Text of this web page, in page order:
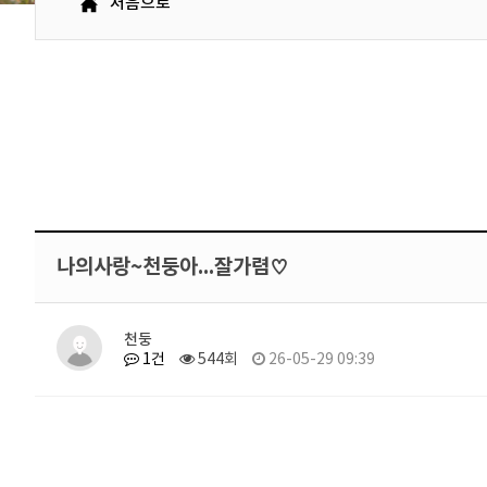
처음으로
나의사랑~천둥아...잘가렴♡
천둥
1건 544회 26-05-29 09:39